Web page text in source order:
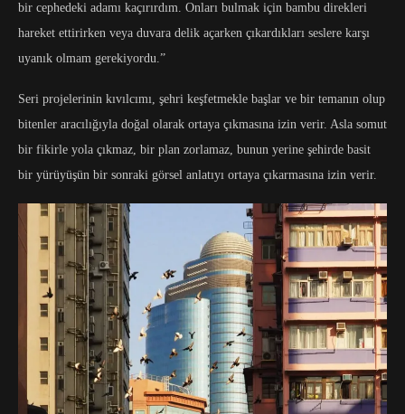
bir cephedeki adamı kaçırırdım. Onları bulmak için bambu direkleri
hareket ettirirken veya duvara delik açarken çıkardıkları seslere karşı
uyanık olmam gerekiyordu.”
Seri projelerinin kıvılcımı, şehri keşfetmekle başlar ve bir temanın olup
bitenler aracılığıyla doğal olarak ortaya çıkmasına izin verir. Asla somut
bir fikirle yola çıkmaz, bir plan zorlamaz, bunun yerine şehirde basit
bir yürüyüşün bir sonraki görsel anlatıyı ortaya çıkarmasına izin verir.